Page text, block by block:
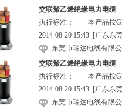
交联聚乙烯绝缘电力电缆
执行标准： 本产品按
2014-08-20 15:43 [广东东
东莞市瑞达电线有限公
交联聚乙烯绝缘电力电缆
执行标准： 本产品按
2014-08-20 15:43 [广东东
东莞市瑞达电线有限公